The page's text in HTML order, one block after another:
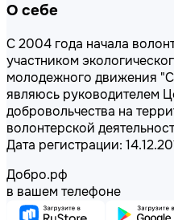
О себе
С 2004 года начала
участником
молодежного движения
являюсь руководителем
добровольчества на
волонтерской
Дата регистрации:
Добро.рф
в вашем телефоне